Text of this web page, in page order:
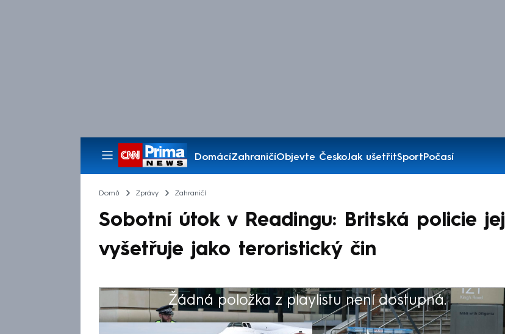
DomácíZahraničíObjevte ČeskoJak ušetřitSportPočasí
Pořady
Domů Zprávy Zahraničí
Sobotní útok v Readingu: Britská policie jej
vyšetřuje jako teroristický čin
Žádná položka z playlistu není dostupná.
Výběr redakce